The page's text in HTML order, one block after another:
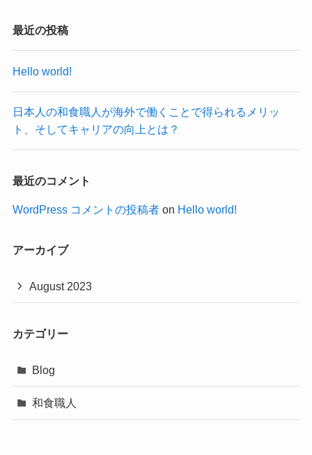
最近の投稿
Hello world!
日本人の和食職人が海外で働くことで得られるメリッ
ト、そしてキャリアの向上とは？
最近のコメント
WordPress コメントの投稿者on Hello world!
アーカイブ
August 2023
カテゴリー
Blog
和食職人